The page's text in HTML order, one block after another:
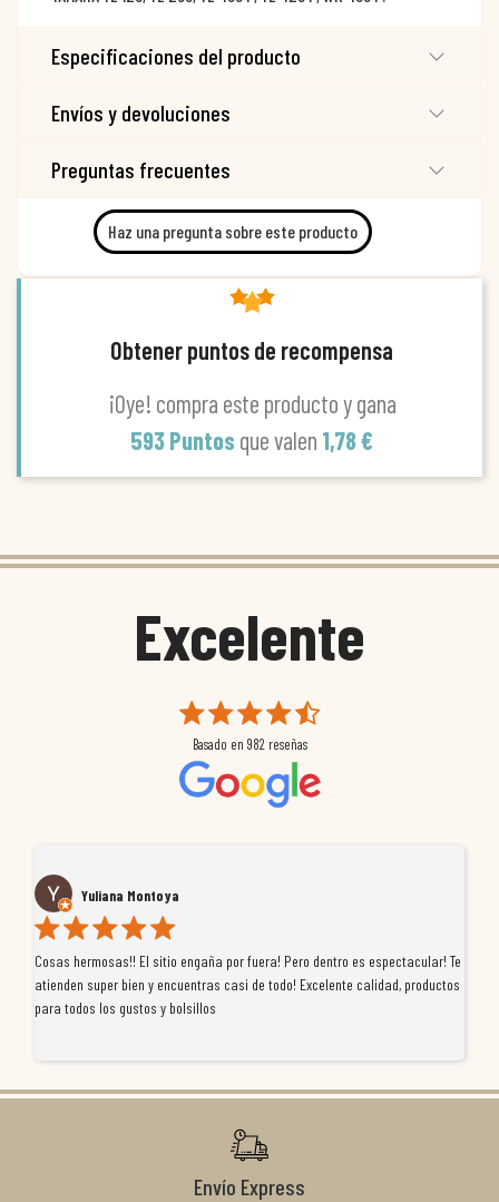
Especificaciones del producto
Envíos y devoluciones
Preguntas frecuentes
Haz una pregunta sobre este producto
Obtener puntos de recompensa
¡Oye! compra este producto y gana
593 Puntos que valen 1,78 €
Excelente
Basado en 982 reseñas
Yuliana Montoya
Cosas hermosas!! El sitio engaña por fuera! Pero dentro es espectacular! Te
atienden super bien y encuentras casi de todo! Excelente calidad, productos
para todos los gustos y bolsillos
Envío Express